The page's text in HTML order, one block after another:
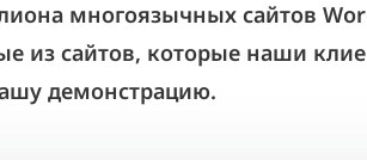
многоязычных сайтов
из сайтов, которые наши
демонстрацию.